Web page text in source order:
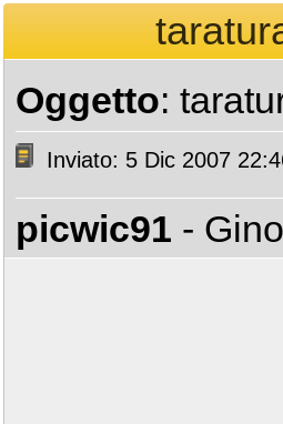
Oggetto:
Inviato: 5 Dic 2007
picwic91 -